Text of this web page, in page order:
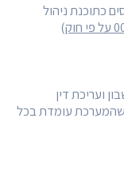
כתוכנת ניהול
)
ועריכת דין
שהמערכת עומדת בכל